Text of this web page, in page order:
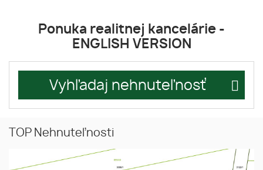
Ponuka realitnej kancelárie -
ENGLISH VERSION
Vyhľadaj nehnuteľnosť
TOP Nehnuteľnosti
Investičný pozemok (5 306 m²)
INVESTIČNÝ